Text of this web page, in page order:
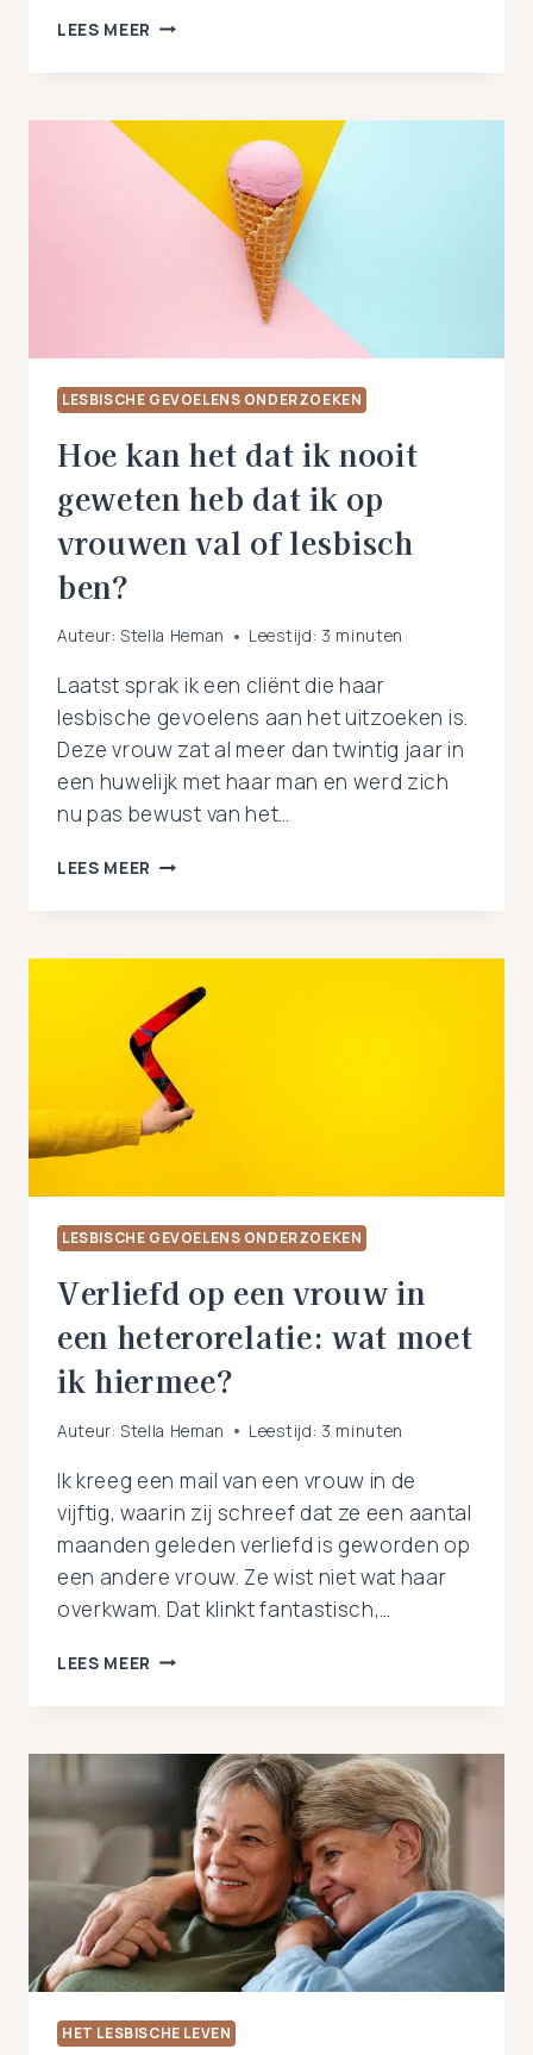
LEES MEER BEN
TWIJFEL
OVER
GEVOELENS
VROUWEN?
LESBISCHE GEVOELENS ONDERZOEKEN
Hoe kan het dat ik nooit
geweten heb dat ik op
vrouwen val of lesbisch
ben?
Auteur: Stella Heman Leestijd: 3 minuten
Laatst sprak ik een cliënt die haar
lesbische gevoelens aan het uitzoeken is.
Deze vrouw zat al meer dan twintig jaar in
een huwelijk met haar man en werd zich
nu pas bewust van het…
LEES MEER HOE
IK
NOOIT
GEWETEN
HEB
DAT
IK
OP
VROUWEN
BEN?
LESBISCHE GEVOELENS ONDERZOEKEN
Verliefd op een vrouw in
een heterorelatie: wat moet
ik hiermee?
Auteur: Stella Heman Leestijd: 3 minuten
Ik kreeg een mail van een vrouw in de
vijftig, waarin zij schreef dat ze een aantal
maanden geleden verliefd is geworden op
een andere vrouw. Ze wist niet wat haar
overkwam. Dat klinkt fantastisch,…
LEES MEER VERLIEFD
IN
EEN
HETERORELATIE:
WAT
MOET
IK
HIERMEE?
HET LESBISCHE LEVEN